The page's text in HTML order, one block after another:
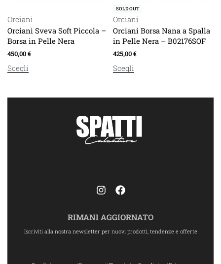
Orciani
Orciani Sveva Soft Piccola –
Borsa in Pelle Nera
450,00€
Scegli
SOLD OUT
Orciani
Orciani Borsa Nana a Spalla
in Pelle Nera – B02176SOF
425,00€
Scegli
RIMANI AGGIORNATO
Iscriviti alla nostra newsletter per nuovi prodotti, tendenze e offerte